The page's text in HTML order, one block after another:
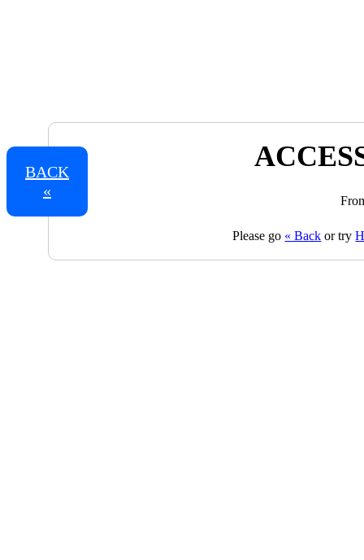
BACK
«
Please go « Back or try